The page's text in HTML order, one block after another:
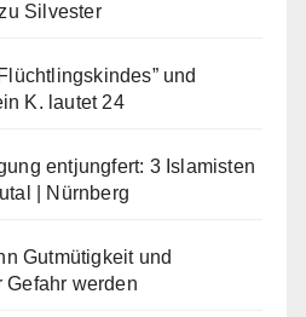
Silvester
und
K. lautet 24
entjungfert: 3 Islamisten
| Nürnberg
Gutmütigkeit und
Gefahr werden